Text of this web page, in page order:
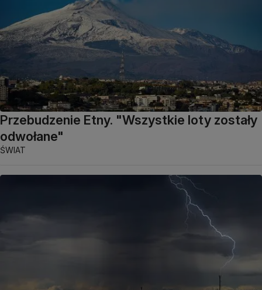
Przebudzenie Etny. "Wszystkie loty zostały
odwołane"
ŚWIAT